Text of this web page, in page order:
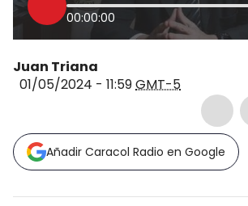
00:00:00
Juan Triana
01/05/2024 - 11:59GMT-5
Añadir Caracol Radio en Google